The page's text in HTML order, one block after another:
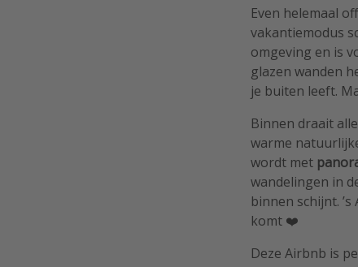
Even helemaal
vakantiemodus
omgeving en is
glazen wanden
je buiten leeft.
Binnen draait
warme
wordt met
wandelingen in
binnen schijnt.
komt ❤️
Deze Airbnb is